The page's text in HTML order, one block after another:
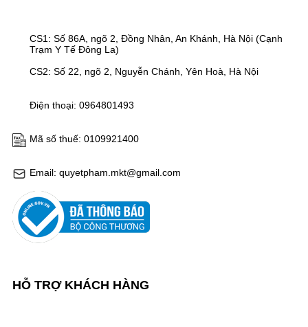
Email: quyetpham.mkt@gmail.com
Mã số thuế: 0109921400
Điện thoại: 0964801493
CS1: Số 86A, ngõ 2, Đồng Nhân, An Khánh, Hà Nội (Cạnh
Trạm Y Tế Đông La)
CS2: Số 22, ngõ 2, Nguyễn Chánh, Yên Hoà, Hà Nội
HỖ TRỢ KHÁCH HÀNG